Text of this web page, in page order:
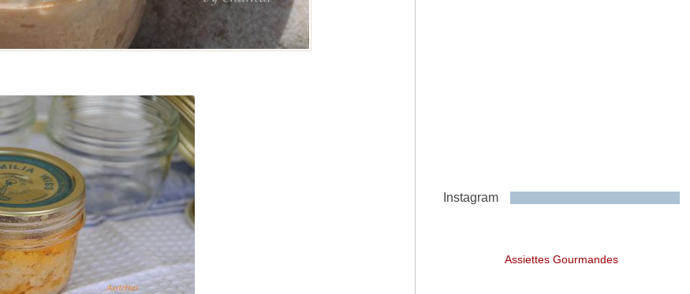
Instagram
Assiettes Gourmandes